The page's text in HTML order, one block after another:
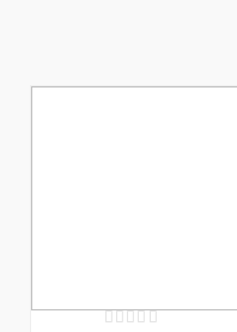
Rating: